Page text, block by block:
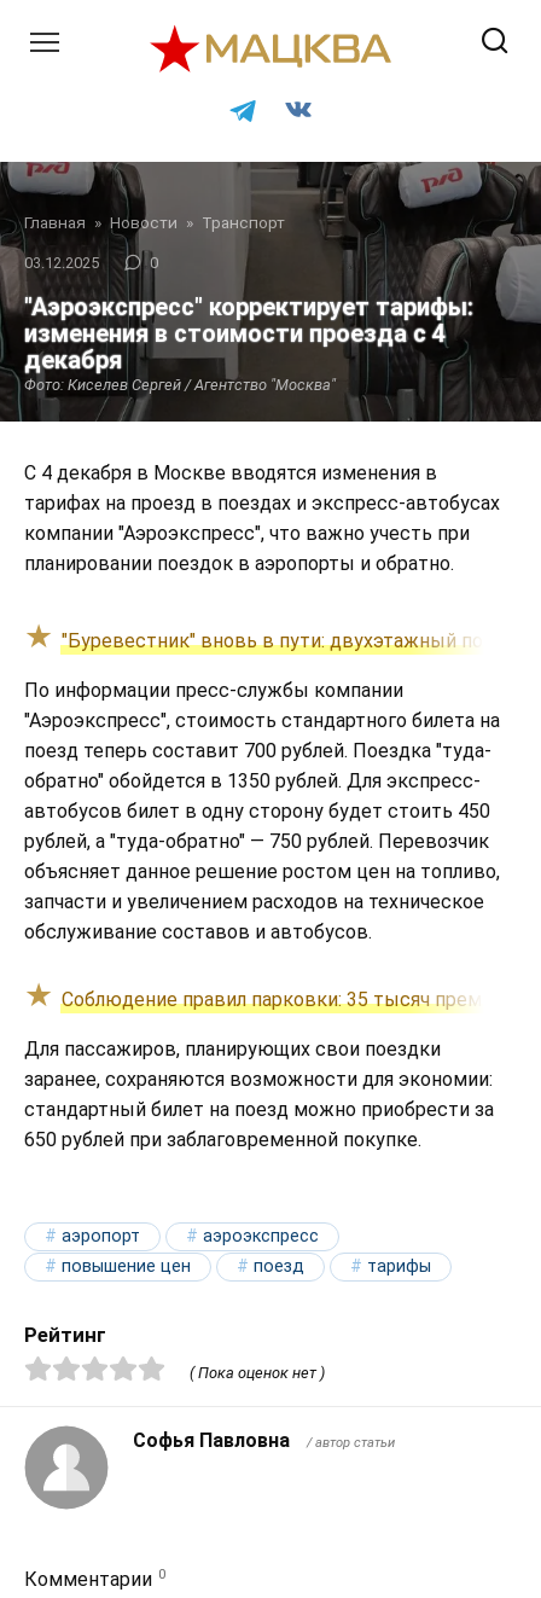
Главная » Новости » Транспорт
03.12.2025 0
"Аэроэкспресс" корректирует тарифы:
изменения в стоимости проезда с 4
декабря
Фото: Киселев Сергей / Агентство "Москва"
С 4 декабря в Москве вводятся изменения в
тарифах на проезд в поездах и экспресс-автобусах
компании "Аэроэкспресс", что важно учесть при
планировании поездок в аэропорты и обратно.
"Буревестник" вновь в пути: двухэтажный поезд
По информации пресс-службы компании
"Аэроэкспресс", стоимость стандартного билета на
поезд теперь составит 700 рублей. Поездка "туда-
обратно" обойдется в 1350 рублей. Для экспресс-
автобусов билет в одну сторону будет стоить 450
рублей, а "туда-обратно" — 750 рублей. Перевозчик
объясняет данное решение ростом цен на топливо,
запчасти и увеличением расходов на техническое
обслуживание составов и автобусов.
Соблюдение правил парковки: 35 тысяч
Для пассажиров, планирующих свои поездки
заранее, сохраняются возможности для экономии:
стандартный билет на поезд можно приобрести за
650 рублей при заблаговременной покупке.
аэропорт
аэроэкспресс
повышение цен
поезд тарифы
Рейтинг
( Пока оценок нет )
Софья Павловна / автор статьи
Комментарии 0